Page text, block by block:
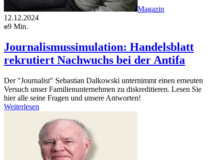
Magazin
12.12.2024
9 Min.
Journalismussimulation: Handelsblatt
rekrutiert Nachwuchs bei der Antifa
Der "Journalist" Sebastian Dalkowski unternimmt einen erneuten
Versuch unser Familienunternehmen zu diskreditieren. Lesen Sie
hier alle seine Fragen und unsere Antworten!
Weiterlesen